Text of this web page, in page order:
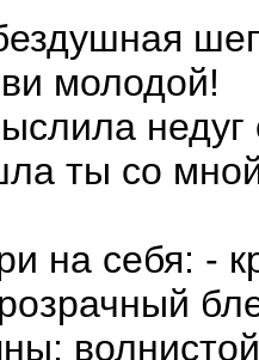
молодой!
недуг
ты со
на себя: -